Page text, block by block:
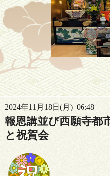
2024年11月18日(月) 06:48
報恩講並び西願寺都
と祝賀会